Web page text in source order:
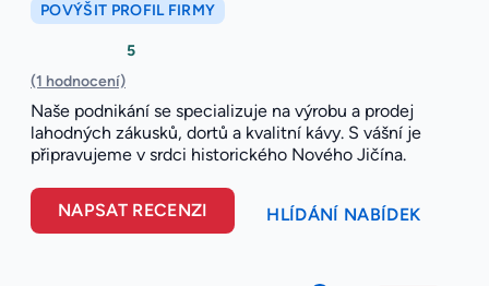
POVÝŠIT PROFIL FIRMY
5
(1 hodnocení)
Naše podnikání se specializuje na výrobu a prodej
lahodných zákusků, dortů a kvalitní kávy. S vášní je
připravujeme v srdci historického Nového Jičína.
NAPSAT RECENZI HLÍDÁNÍ NABÍDEK